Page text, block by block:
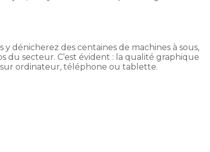
dénicherez des centaines de machines à sous,
du secteur. C’est évident : la qualité graphique
ordinateur, téléphone ou tablette.